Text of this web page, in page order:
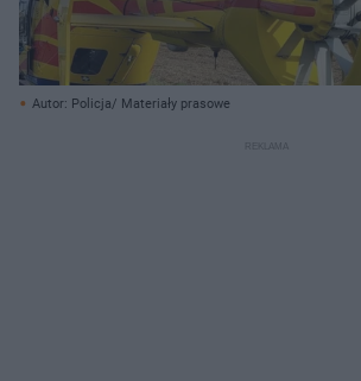
Autor: Policja/ Materiały prasowe